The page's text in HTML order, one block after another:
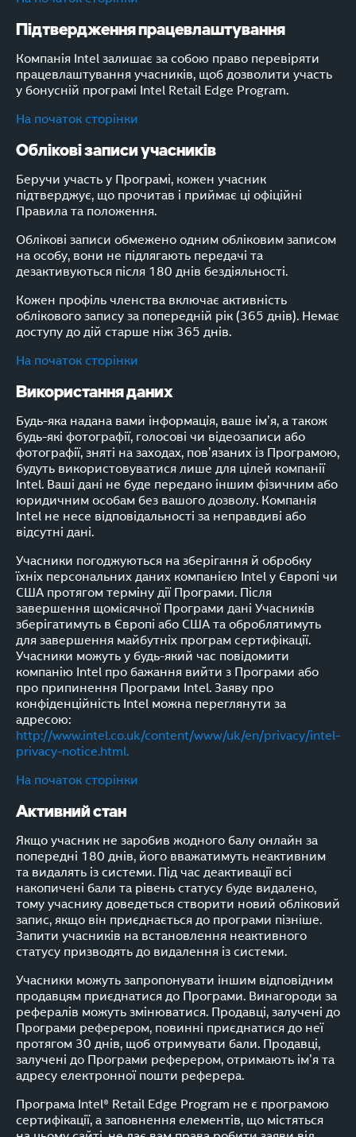
Підтвердження працевлаштування
Компанія Intel залишає за собою право перевіряти
працевлаштування учасників, щоб дозволити участь
у бонусній програмі Intel Retail Edge Program.
На початок сторінки
Облікові записи учасників
Беручи участь у Програмі, кожен учасник
підтверджує, що прочитав і приймає ці офіційні
Правила та положення.
Облікові записи обмежено одним обліковим записом
на особу, вони не підлягають передачі та
дезактивуються після 180 днів бездіяльності.
Кожен профіль членства включає активність
облікового запису за попередній рік (365 днів). Немає
доступу до дій старше ніж 365 днів.
На початок сторінки
Використання даних
Будь-яка надана вами інформація, ваше ім’я, а також
будь-які фотографії, голосові чи відеозаписи або
фотографії, зняті на заходах, пов’язаних із Програмою,
будуть використовуватися лише для цілей компанії
Intel. Ваші дані не буде передано іншим фізичним або
юридичним особам без вашого дозволу. Компанія
Intel не несе відповідальності за неправдиві або
відсутні дані.
Учасники погоджуються на зберігання й обробку
їхніх персональних даних компанією Intel у Європі чи
США протягом терміну дії Програми. Після
завершення щомісячної Програми дані Учасників
зберігатимуть в Європі або США та оброблятимуть
для завершення майбутніх програм сертифікації.
Учасники можуть у будь-який час повідомити
компанію Intel про бажання вийти з Програми або
про припинення Програми Intel. Заяву про
конфіденційність Intel можна переглянути за
адресою:
http://www.intel.co.uk/content/www/uk/en/privacy/intel-
privacy-notice.html.
На початок сторінки
Активний стан
Якщо учасник не заробив жодного балу онлайн за
попередні 180 днів, його вважатимуть неактивним
та видалять із системи. Під час деактивації всі
накопичені бали та рівень статусу буде видалено,
тому учаснику доведеться створити новий обліковий
запис, якщо він приєднається до програми пізніше.
Запити учасників на встановлення неактивного
статусу призводять до видалення із системи.
Учасники можуть запропонувати іншим відповідним
продавцям приєднатися до Програми. Винагороди за
рефералів можуть змінюватися. Продавці, залучені до
Програми реферером, повинні приєднатися до неї
протягом 30 днів, щоб отримувати бали. Продавці,
залучені до Програми реферером, отримають ім’я та
адресу електронної пошти реферера.
Програма Intel® Retail Edge Program не є програмою
сертифікації, а заповнення елементів, що містяться